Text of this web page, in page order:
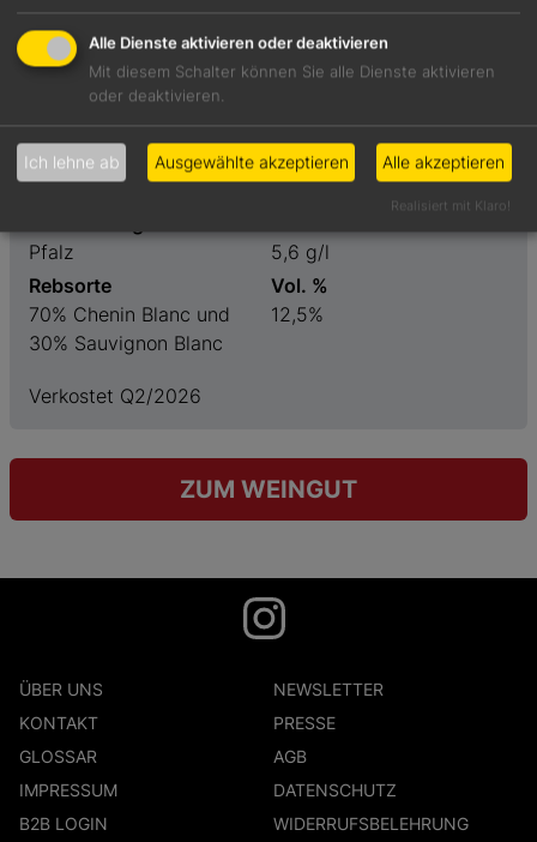
Weinart
Geschmack
trocken
Restzucker
3,8 g/l
Pfalz
5,6 g/l
Rebsorte
70% Chenin Blanc und
30% Sauvignon Blanc
Vol. %
12,5%
Verkostet Q2/2026
ZUM WEINGUT
ÜBER UNS
NEWSLETTER
KONTAKT
PRESSE
GLOSSAR
AGB
IMPRESSUM
DATENSCHUTZ
B2B LOGIN
WIDERRUFSBELEHRUNG
Alle Dienste aktivieren oder deaktivieren
Mit diesem Schalter können Sie alle Dienste aktivieren
oder deaktivieren.
Ich lehne ab Ausgewählte akzeptieren Alle akzeptieren
Realisiert mit Klaro!